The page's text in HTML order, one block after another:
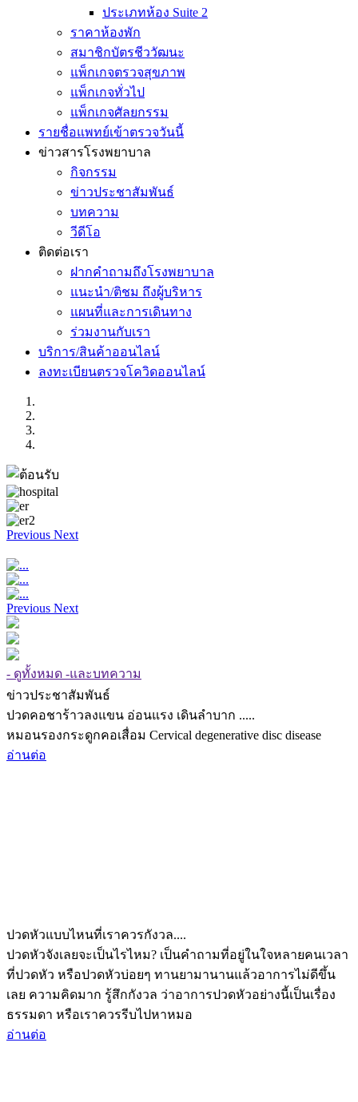
ประเภทห้อง Suite 2
ราคาห้องพัก
สมาชิกบัตรชีววัฒนะ
แพ็กเกจตรวจสุขภาพ
แพ็กเกจทั่วไป
แพ็กเกจศัลยกรรม
รายชื่อแพทย์เข้าตรวจวันนี้
ข่าวสารโรงพยาบาล
กิจกรรม
ข่าวประชาสัมพันธ์
บทความ
วีดีโอ
ติดต่อเรา
ฝากคำถามถึงโรงพยาบาล
แนะนำ/ติชม ถึงผู้บริหาร
แผนที่และการเดินทาง
ร่วมงานกับเรา
บริการ/สินค้าออนไลน์
ลงทะเบียนตรวจโควิดออนไลน์
Previous Next
Previous Next
- ดูทั้งหมด -และบทความ
ข่าวประชาสัมพันธ์
ปวดคอชาร้าวลงแขน อ่อนแรง เดินลำบาก .....
หมอนรองกระดูกคอเสื่อม Cervical degenerative disc disease
อ่านต่อ
ปวดหัวแบบไหนที่เราควรกังวล....
ปวดหัวจังเลยจะเป็นไรไหม? เป็นคำถามที่อยู่ในใจหลายคนเวลา
ที่ปวดหัว หรือปวดหัวบ่อยๆ ทานยามานานแล้วอาการไม่ดีขึ้น
เลย ความคิดมาก รู้สึกกังวล ว่าอาการปวดหัวอย่างนี้เป็นเรื่อง
ธรรมดา หรือเราควรรีบไปหาหมอ
อ่านต่อ